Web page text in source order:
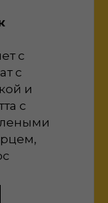
с
с
и
с